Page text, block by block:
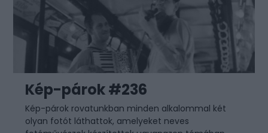
Kép-párok #236
Kép-párok rovatunkban minden alkalommal két
olyan fotót láthattok, amelyeket neves